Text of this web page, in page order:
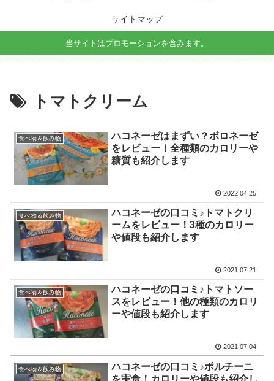
サイトマップ
当サイトはプロモーションを含みます。
トマトクリーム
食べ物＆飲み物
ハコネーゼはまずい？ボロネーゼ
をレビュー！全種類のカロリーや
糖質も紹介します
2022.04.25
食べ物＆飲み物
ハコネーゼの口コミ♪トマトクリ
ームをレビュー！3種のカロリー
や値段も紹介します
2021.07.21
食べ物＆飲み物
ハコネーゼの口コミ♪トマトソー
スをレビュー！他の種類のカロリ
ーや値段も紹介します
2021.07.04
食べ物＆飲み物
ハコネーゼの口コミ♪ポルチーニ
を実食！カロリーや値段も紹介し